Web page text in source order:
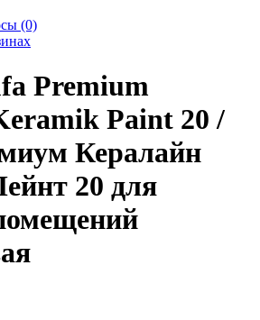
(0)
Premium
Paint 20 /
Кералайн
20 для